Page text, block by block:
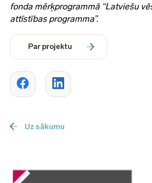
fonda mērķprogrammā “Latviešu
attīstības programma”.
Par projektu
Uz sākumu